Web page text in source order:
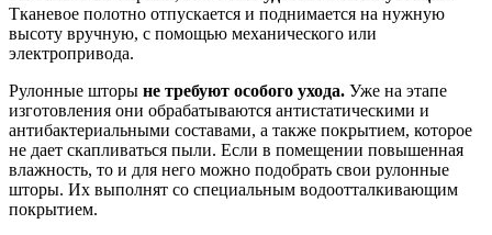
Тканевое полотно отпускается и поднимается на нужную
высоту вручную, с помощью механического или
электропривода.
Рулонные шторы не требуют особого ухода. Уже на этапе
изготовления они обрабатываются антистатическими и
антибактериальными составами, а также покрытием, которое
не дает скапливаться пыли. Если в помещении повышенная
влажность, то и для него можно подобрать свои рулонные
шторы. Их выполнят со специальным водоотталкивающим
покрытием.